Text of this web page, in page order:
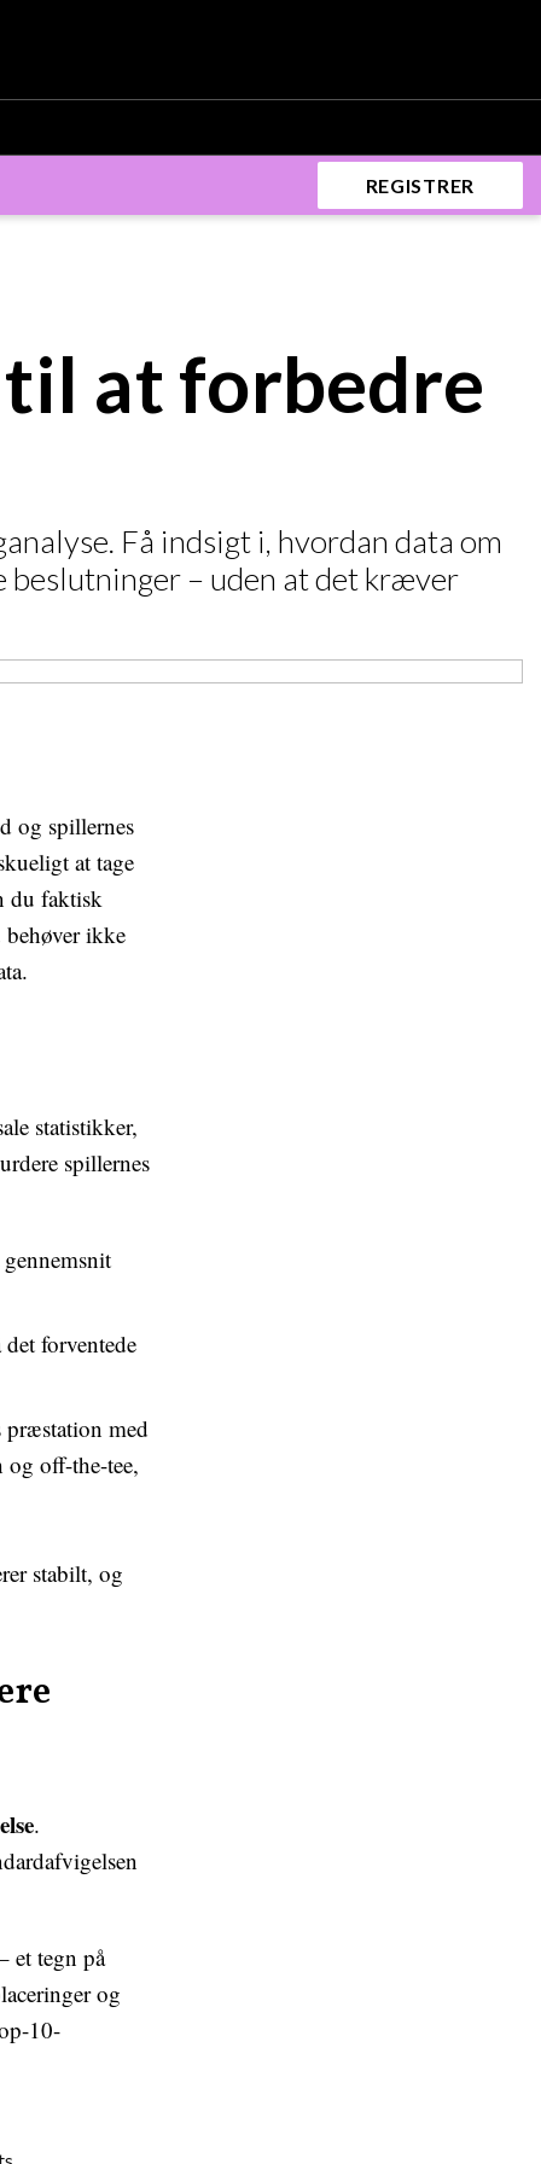
REGISTRER
at forbedre
Få indsigt i, hvordan data om
– uden at det kræver
og spillernes
at tage
du faktisk
behøver ikke
statistikker,
spillernes
forventede
præstation med
og off-the-tee,
stabilt, og
.
et tegn på
og
10-